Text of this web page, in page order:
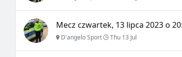
Mecz czwartek, 13 lipca 2023 o
D'angelo Sport Thu 13 Jul